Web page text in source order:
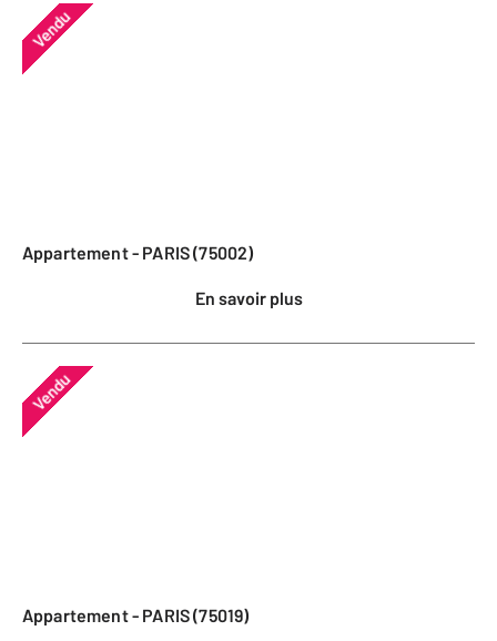
Vendu
Appartement - PARIS (75002)
En savoir plus
Vendu
Appartement - PARIS (75019)